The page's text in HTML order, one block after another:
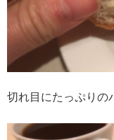
切れ目にたっぷりの